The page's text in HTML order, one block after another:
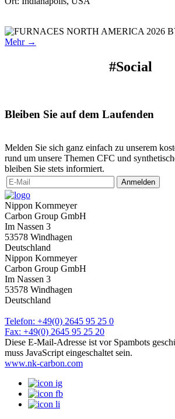
Mehr →
#Social
Bleiben Sie auf dem Laufenden
Melden Sie sich ganz einfach zu unserem
rund um unsere Themen CFC und
bleiben Sie stets informiert.
Anmelden
Nippon Kornmeyer
Carbon Group GmbH
Im Nassen 3
53578 Windhagen
Deutschland
Nippon Kornmeyer
Carbon Group GmbH
Im Nassen 3
53578 Windhagen
Deutschland
Telefon: +49(0) 2645 95 25 0
Fax: +49(0) 2645 95 25 20
Diese E-Mail-Adresse ist vor Spambots
muss JavaScript eingeschaltet sein.
www.nk-carbon.com